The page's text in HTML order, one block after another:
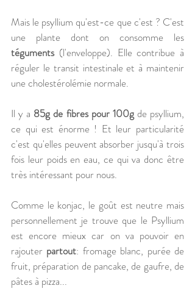
Mais le psyllium qu'est-ce que c'est ? C'est
une plante dont on consomme les
téguments (l'enveloppe). Elle contribue à
réguler le transit intestinale et à maintenir
une cholestérolémie normale.
Il y a 85g de fibres pour 100g de psyllium,
ce qui est énorme ! Et leur particularité
c'est qu'elles peuvent absorber jusqu'à trois
fois leur poids en eau, ce qui va donc être
très intéressant pour nous.
Comme le konjac, le goût est neutre mais
personnellement je trouve que le Psyllium
est encore mieux car on va pouvoir en
rajouter partout: fromage blanc, purée de
fruit, préparation de pancake, de gaufre, de
pâtes à pizza...